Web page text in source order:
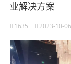
业解决方案
1635 2023-10-06